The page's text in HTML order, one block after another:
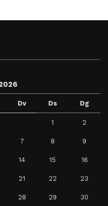
Dv Ds Dg
1 2
7 8 9
14 15 16
21 22 23
28 29 30